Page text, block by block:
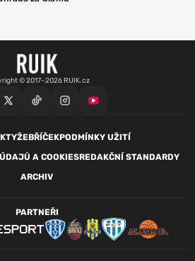
© 2017–2026 RUIK.cz
ŽEBŘÍČEKPODMÍNKY UŽITÍ
A COOKIESREDAKČNÍ STANDARDY
ARCHIV
PARTNEŘI